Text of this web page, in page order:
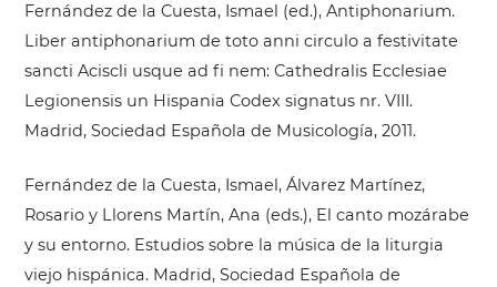
Fernández de la Cuesta, Ismael (ed.), Antiphonarium.
Liber antiphonarium de toto anni circulo a festivitate
sancti Aciscli usque ad fi nem: Cathedralis Ecclesiae
Legionensis un Hispania Codex signatus nr. VIII.
Madrid, Sociedad Española de Musicología, 2011.
Fernández de la Cuesta, Ismael, Álvarez Martínez,
Rosario y Llorens Martín, Ana (eds.), El canto mozárabe
y su entorno. Estudios sobre la música de la liturgia
viejo hispánica. Madrid, Sociedad Española de